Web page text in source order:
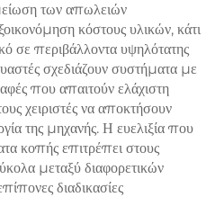
των απωλειών
κόστους υλικών, κάτι
σε περιβάλλοντα υψηλότατης
σχεδιάζουν συστήματα με
που απαιτούν ελάχιστη
χειριστές να αποκτήσουν
της μηχανής. Η ευελιξία που
κοπής επιτρέπει στους
μεταξύ διαφορετικών
διαδικασίες